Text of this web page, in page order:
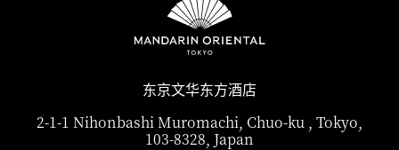
东京文华东方酒店
2-1-1 Nihonbashi Muromachi, Chuo-ku , Tokyo,
103-8328, Japan